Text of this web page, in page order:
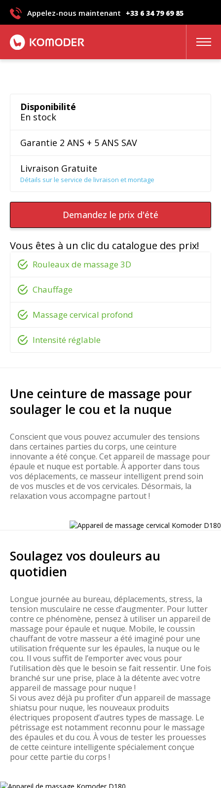
Appelez-nous maintenant +33 6 34 79 69 85
avis
Disponibilité
En stock
Garantie 2 ANS + 5 ANS SAV
Livraison Gratuite
Détails sur le service de livraison et montage
Demandez le prix d'été
Vous êtes à un clic du catalogue des prix!
Rouleaux de massage 3D
Chauffage
Massage cervical profond
Intensité réglable
Une ceinture de massage pour
soulager le cou et la nuque
Conscient que vous pouvez accumuler des tensions
dans certaines parties du corps, une ceinture
innovante a été conçue. Cet appareil de massage pour
épaule et nuque est portable. À apporter dans tous
vos déplacements, ce masseur intelligent prend soin
de vos muscles et de vos cervicales. Désormais, la
relaxation vous accompagne partout !
Soulagez vos douleurs au
quotidien
Longue journée au bureau, déplacements, stress, la
tension musculaire ne cesse d’augmenter. Pour lutter
contre ce phénomène, pensez à utiliser un appareil de
massage pour épaule et nuque. Mobile, le coussin
chauffant de votre masseur a été imaginé pour une
utilisation fréquente sur les épaules, la nuque ou le
cou. Il vous suffit de l’emporter avec vous pour
l’utilisation dès que le besoin se fait ressentir. Une fois
branché sur une prise, place à la détente avec votre
appareil de massage pour nuque !
Si vous avez déjà pu profiter d’un appareil de massage
shiatsu pour nuque, les nouveaux produits
électriques proposent d’autres types de massage. Le
pétrissage est notamment reconnu pour le massage
des épaules et du cou. À vous de tester les prouesses
de cette ceinture intelligente spécialement conçue
pour cette partie du corps !